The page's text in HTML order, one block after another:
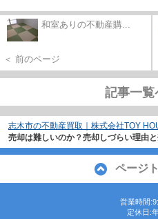
和室ありの不動産購...
＜ 前のページ
記事一覧
志木市の不動産買取｜株式会社TOY
売却は難しいのか？売却しづらい理由
ページ
営業時間
定休日: